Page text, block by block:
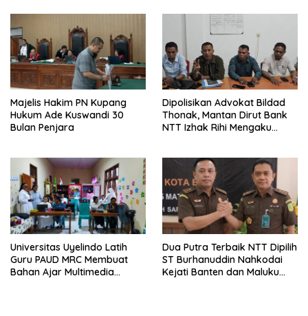
Majelis Hakim PN Kupang
Hukum Ade Kuswandi 30
Bulan Penjara
Dipolisikan Advokat Bildad
Thonak, Mantan Dirut Bank
NTT Izhak Rihi Mengaku
Universitas Uyelindo Latih
Guru PAUD MRC Membuat
Bahan Ajar Multimedia
Dua Putra Terbaik NTT Dipilih
ST Burhanuddin Nahkodai
Kejati Banten dan Maluku